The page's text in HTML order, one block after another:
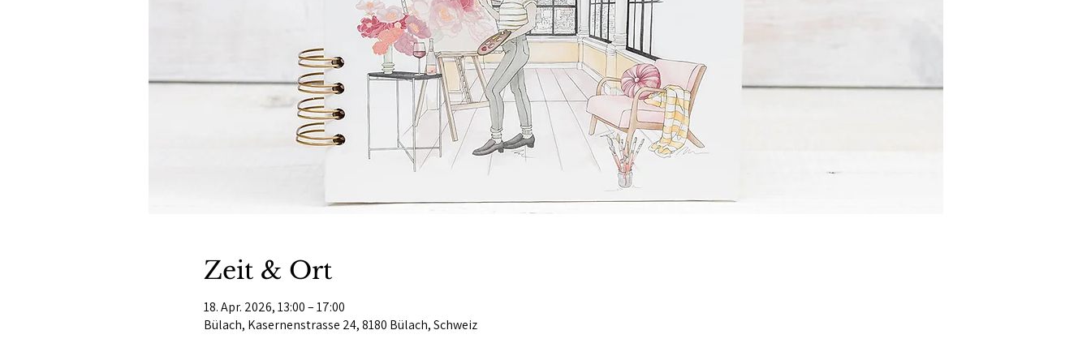
Zeit & Ort
18. Apr. 2026, 13:00 – 17:00
Bülach, Kasernenstrasse 24, 8180 Bülach, Schweiz